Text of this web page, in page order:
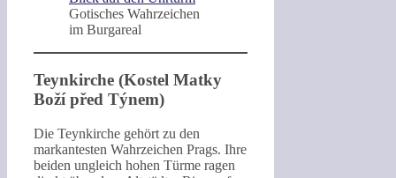
Gotisches Wahrzeichen
im Burgareal
Teynkirche (Kostel Matky
Boží před Týnem)
Die Teynkirche gehört zu den
markantesten Wahrzeichen Prags. Ihre
beiden ungleich hohen Türme ragen